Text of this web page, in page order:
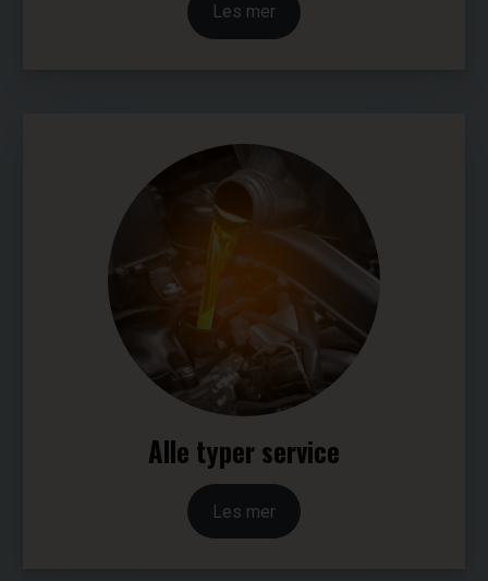
Les mer
Alle typer service
Les mer